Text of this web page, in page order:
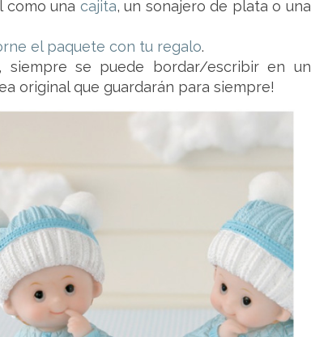
como una cajita, un sonajero de plata o una
el paquete con tu regalo.
, siempre se puede bordar/escribir en un
original que guardarán para siempre!